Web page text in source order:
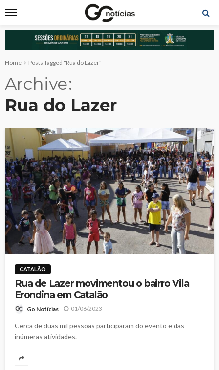
Home Posts Tagged "Rua do Lazer"
Archive
Rua do Lazer
CATALÃO
Rua de Lazer movimentou o bairro Vila
Erondina em Catalão
Go Notícias 01/06/2023
Cerca de duas mil pessoas participaram do evento e das
inúmeras atividades.